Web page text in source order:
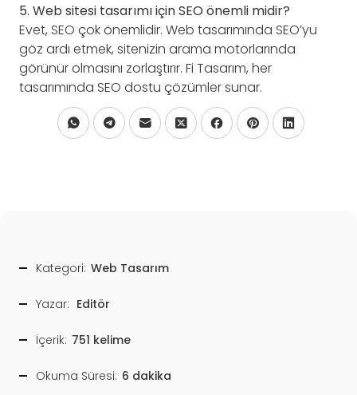
5. Web sitesi tasarımı için SEO önemli midir?
Evet, SEO çok önemlidir. Web tasarımında SEO’yu
göz ardı etmek, sitenizin arama motorlarında
görünür olmasını zorlaştırır. Fi Tasarım, her
tasarımında SEO dostu çözümler sunar.
Kategori: Web Tasarım
Yazar: Editör
İçerik: 751 kelime
Okuma Süresi: 6 dakika